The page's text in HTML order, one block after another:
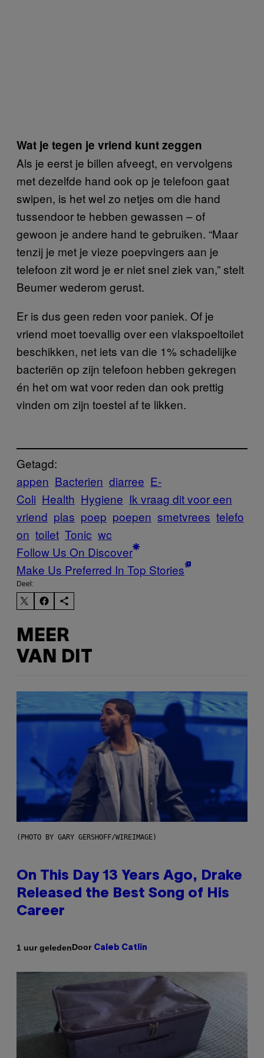
Wat je tegen je vriend kunt zeggen
Als je eerst je billen afveegt, en vervolgens
met dezelfde hand ook op je telefoon gaat
swipen, is het wel zo netjes om die hand
tussendoor te hebben gewassen – of
gewoon je andere hand te gebruiken. “Maar
tenzij je met je vieze poepvingers aan je
telefoon zit word je er niet snel ziek van,” stelt
Beumer wederom gerust.
Er is dus geen reden voor paniek. Of je
vriend moet toevallig over een vlakspoeltoilet
beschikken, net iets van die 1% schadelijke
bacteriën op zijn telefoon hebben gekregen
én het om wat voor reden dan ook prettig
vinden om zijn toestel af te likken.
Getagd:
appen Bacterien diarree E-
Coli Health Hygiene Ik vraag dit voor een
vriend plas poep poepen smetvrees telefo
on toilet Tonic wc
Follow Us On Discover
Make Us Preferred In Top Stories
Deel:
MEER
VAN DIT
(PHOTO BY GARY GERSHOFF/WIREIMAGE)
On This Day 13 Years Ago, Drake
Released the Best Song of His
Career
1 uur geledenDoor Caleb Catlin